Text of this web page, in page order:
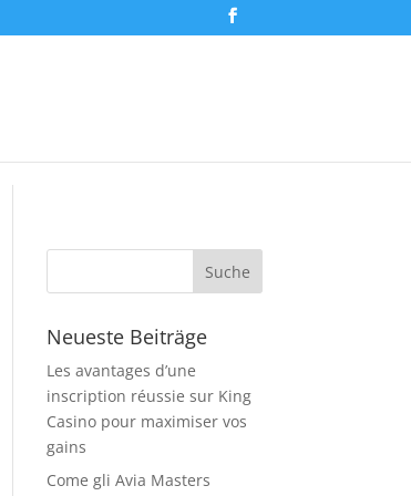
Neueste Beiträge
Les avantages d’une
inscription réussie sur King
Casino pour maximiser vos
gains
Come gli Avia Masters